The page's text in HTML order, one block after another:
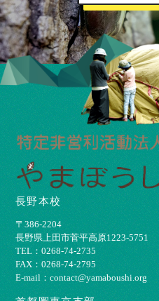
長野本校
〒386-2204
⻑野県上⽥市菅平⾼原1223-5751
TEL：0268-74-2735
FAX：0268-74-2795
E-mail：contact@yamaboushi.org